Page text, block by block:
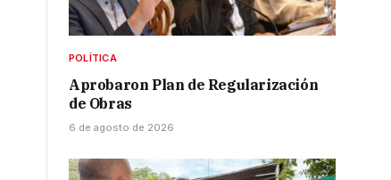
POLÍTICA
Aprobaron Plan de Regularización
de Obras
6 de agosto de 2026